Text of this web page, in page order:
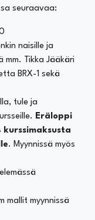
seuraavaa:
naisille ja
mm. Tikka Jääkäri
BRX-1 sekä
tule ja
Eräloppi
kurssimaksusta
. Myynnissä myös
mallit myynnissä